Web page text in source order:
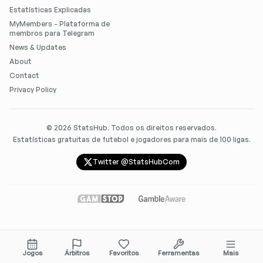
Estatísticas Explicadas
MyMembers - Plataforma de
membros para Telegram
News & Updates
About
Contact
Privacy Policy
© 2026 StatsHub. Todos os direitos reservados.
Estatísticas gratuitas de futebol e jogadores para mais de 100 ligas.
Twitter @StatsHubCom
Jogos Árbitros Favoritos Ferramentas Mais